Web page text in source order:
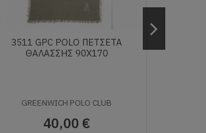
3511 GPC POLO ΠΕΤΣΕΤΑ
ΘΑΛΑΣΣΗΣ 90Χ170
GREENWICH POLO CLUB
40,00 €